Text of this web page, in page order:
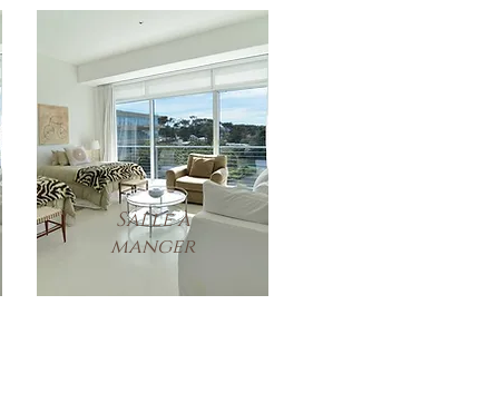
Salle à
manger